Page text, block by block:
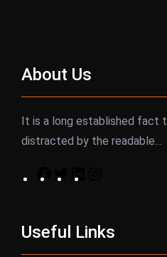
About Us
It is a long established fact
distracted by the readable…
F
e
T
t
k
t
Useful Links